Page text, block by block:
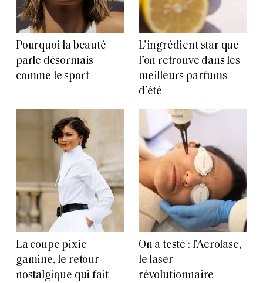
Pourquoi la beauté
parle désormais
comme le sport
L’ingrédient star que
l’on retrouve dans les
meilleurs parfums
d’été
La coupe pixie
gamine, le retour
nostalgique qui fait
On a testé : l’Aerolase,
le laser
révolutionnaire